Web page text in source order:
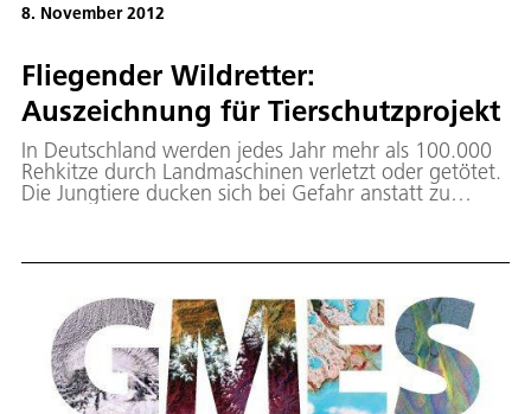
8. November 2012
Fliegender Wildretter:
Auszeichnung für Tierschutzprojekt
In Deutschland werden jedes Jahr mehr als 100.000
Rehkitze durch Landmaschinen verletzt oder getötet.
Die Jungtiere ducken sich bei Gefahr anstatt zu
beugt Unfällen vor und spürt die im Gras